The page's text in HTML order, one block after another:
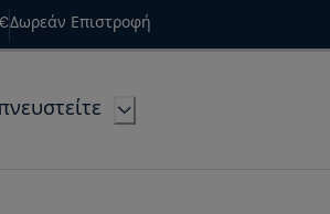
Δωρεάν Επιστροφή